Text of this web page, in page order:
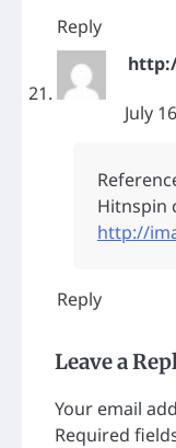
Reply
July
Hitnspin
http://
Reply
Leave a
Your email
Required